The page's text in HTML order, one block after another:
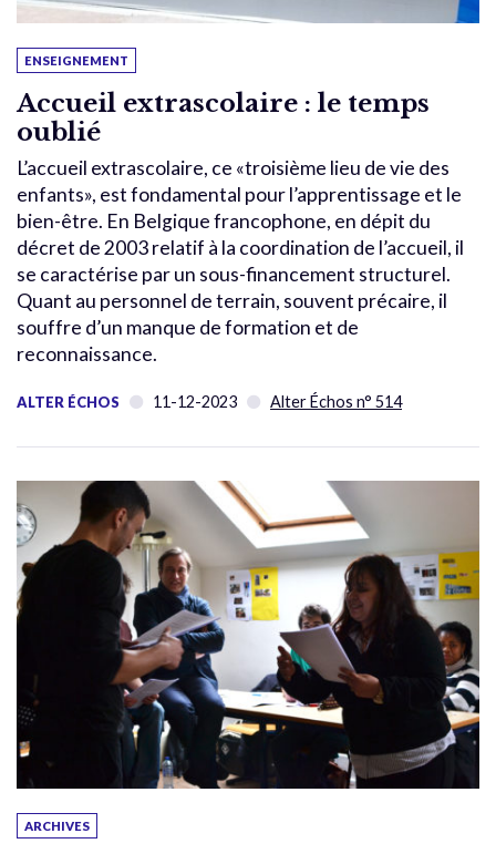
ENSEIGNEMENT
Accueil extrascolaire : le temps
oublié
L’accueil extrascolaire, ce «troisième lieu de vie des
enfants», est fondamental pour l’apprentissage et le
bien-être. En Belgique francophone, en dépit du
décret de 2003 relatif à la coordination de l’accueil, il
se caractérise par un sous-financement structurel.
Quant au personnel de terrain, souvent précaire, il
souffre d’un manque de formation et de
reconnaissance.
ALTER ÉCHOS 11-12-2023 Alter Échos n° 514
ARCHIVES